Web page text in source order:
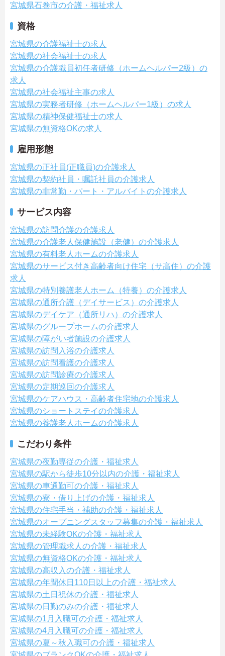
宮城県石巻市の介護・福祉求人
資格
宮城県の介護福祉士の求人
宮城県の社会福祉士の求人
宮城県の介護職員初任者研修（ホームヘルパー2級）の
求人
宮城県の社会福祉主事の求人
宮城県の実務者研修（ホームヘルパー1級）の求人
宮城県の精神保健福祉士の求人
宮城県の無資格OKの求人
雇用形態
宮城県の正社員(正職員)の介護求人
宮城県の契約社員・嘱託社員の介護求人
宮城県の非常勤・パート・アルバイトの介護求人
サービス内容
宮城県の訪問介護の介護求人
宮城県の介護老人保健施設（老健）の介護求人
宮城県の有料老人ホームの介護求人
宮城県のサービス付き高齢者向け住宅（サ高住）の介護
求人
宮城県の特別養護老人ホーム（特養）の介護求人
宮城県の通所介護（デイサービス）の介護求人
宮城県のデイケア（通所リハ）の介護求人
宮城県のグループホームの介護求人
宮城県の障がい者施設の介護求人
宮城県の訪問入浴の介護求人
宮城県の訪問看護の介護求人
宮城県の訪問診療の介護求人
宮城県の定期巡回の介護求人
宮城県のケアハウス・高齢者住宅地の介護求人
宮城県のショートステイの介護求人
宮城県の養護老人ホームの介護求人
こだわり条件
宮城県の夜勤専従の介護・福祉求人
宮城県の駅から徒歩10分以内の介護・福祉求人
宮城県の車通勤可の介護・福祉求人
宮城県の寮・借り上げの介護・福祉求人
宮城県の住宅手当・補助の介護・福祉求人
宮城県のオープニングスタッフ募集の介護・福祉求人
宮城県の未経験OKの介護・福祉求人
宮城県の管理職求人の介護・福祉求人
宮城県の無資格OKの介護・福祉求人
宮城県の高収入の介護・福祉求人
宮城県の年間休日110日以上の介護・福祉求人
宮城県の土日祝休の介護・福祉求人
宮城県の日勤のみの介護・福祉求人
宮城県の1月入職可の介護・福祉求人
宮城県の4月入職可の介護・福祉求人
宮城県の夏～秋入職可の介護・福祉求人